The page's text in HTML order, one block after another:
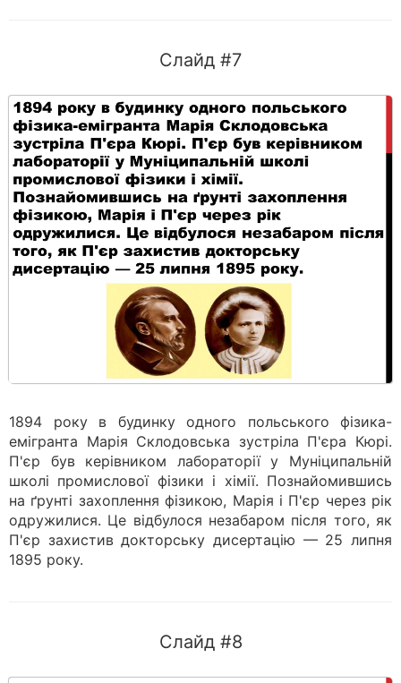
Слайд #7
1894 року в будинку одного польського фізика-
емігранта Марія Склодовська зустріла П'єра Кюрі.
П'єр був керівником лабораторії у Муніципальній
школі промислової фізики і хімії. Познайомившись
на ґрунті захоплення фізикою, Марія і П'єр через рік
одружилися. Це відбулося незабаром після того, як
П'єр захистив докторську дисертацію — 25 липня
1895 року.
Слайд #8